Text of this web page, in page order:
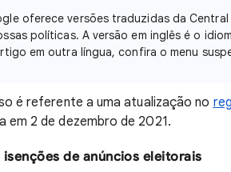
oferece versões traduzidas da
políticas. A versão em inglês é o
em outra língua, confira o menu
é referente a uma atualização no
em 2 de dezembro de 2021.
isenções de anúncios eleitorais